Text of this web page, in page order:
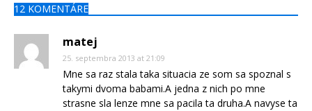
12 KOMENTÁRE
matej
25. septembra 2013 at 21:09
Mne sa raz stala taka situacia ze som sa spoznal s
takymi dvoma babami.A jedna z nich po mne
strasne sla lenze mne sa pacila ta druha.A navyse ta